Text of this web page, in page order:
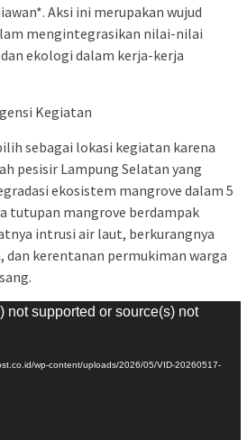
Aksi ini merupakan wujud
mengintegrasikan nilai-nilai
ekologi dalam kerja-kerja
Kegiatan
sebagai lokasi kegiatan karena
pesisir Lampung Selatan yang
ekosistem mangrove dalam 5
tutupan mangrove berdampak
intrusi air laut, berkurangnya
dan kerentanan permukiman warga
not supported or source(s) not
wp-content/uploads/2026/05/VID-20260517-